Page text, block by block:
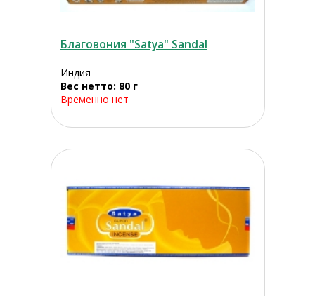
Благовония "Satya" Sandal
Индия
Вес нетто: 80 г
Временно нет